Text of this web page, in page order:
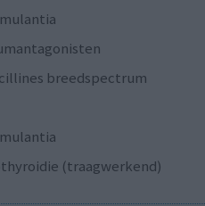
breedspectrum
(traagwerkend)